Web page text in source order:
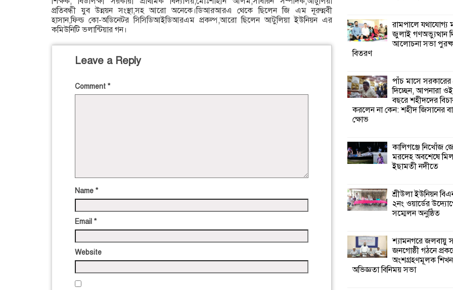
প্রতিবন্ধী যুব উন্নয়ন সংস্থা,সহ আরো অনেকে।ডিআরআরএ থেকে ছিলেন জি এম নূরুন্নবী
হাসান,ফিল্ড কো-অডিনেটর সিসিডিআইডিআরএম প্রকল্প,আরো ছিলেন আটুলিয়া ইউনিয়ন এর
কমিউনিটি ভলান্টিয়ার গন।
Leave a Reply
Comment *
Name *
Email *
Website
কালিগঞ্জে নিখোঁজ
মরদেহ অবশেষে
ইছামতী নদীতে
২নং ওয়ার্ডের
কর্মী সম্মেলন
শ্যামনগরে জলবায়ু
শিখন ও অভিজ্ঞতা বিনিময় সভা
শ্যামনগরে বনবিভাগ
মতবিনিময় সভা
রামপালে যথাযোগ্য
জুলাই গণঅভ্যুত্থান
আলোচনা সভা
বিতরণ
পাঁচ মাসে
দিচ্ছেন, আপনারা
বছরে শহীদদের
করলেন না কেন: শহীদ জিসানের
ক্ষোভ
কালিগঞ্জে নিখোঁজ
মরদেহ অবশেষে
ইছামতী নদীতে
শ্রীউলা ইউনিয়ন
২নং ওয়ার্ডের
সম্মেলন অনুষ্ঠিত
শ্যামনগরে জলবায়ু
জনগোষ্ঠী গঠনে
অংশগ্রহণমূলক
অভিজ্ঞতা বিনিময় সভা